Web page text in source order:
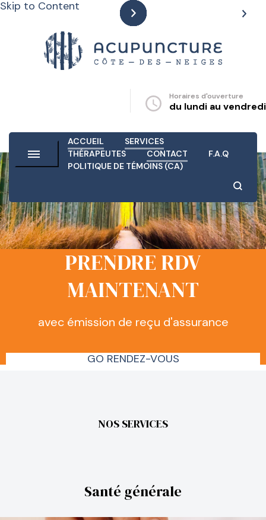
Skip to Content
Horaires d'ouverture
du lundi au vendredi
ACCUEIL
SERVICES
THÉRAPEUTES
CONTACT
F.A.Q
POLITIQUE DE TÉMOINS (CA)
PRENDRE RDV
MAINTENANT
avec émission de reçu d'assurance
GO RENDEZ-VOUS
NOS SERVICES
Santé générale